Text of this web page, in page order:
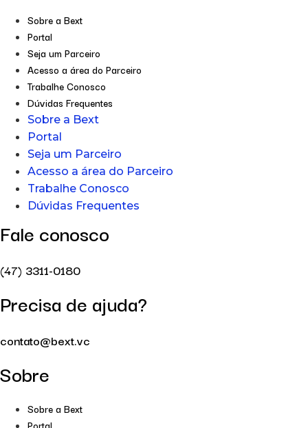
Sobre a Bext
Portal
Seja um Parceiro
Acesso a área do Parceiro
Trabalhe Conosco
Dúvidas Frequentes
Sobre a Bext
Portal
Seja um Parceiro
Acesso a área do Parceiro
Trabalhe Conosco
Dúvidas Frequentes
Fale conosco
(47) 3311-0180
Precisa de ajuda?
contato@bext.vc
Sobre
Sobre a Bext